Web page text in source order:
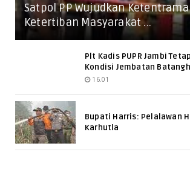
Satpol PP Wujudkan
Ketertiban Masyarakat ...
Plt Kadis PUPR Jambi
Kondisi Jembatan
16.01
Bupati Harris: Pelalawan
Karhutla